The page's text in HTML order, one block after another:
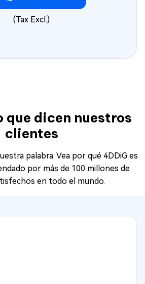
(Tax Excl.)
que dicen nuestros
clientes
palabra. Vea por qué 4DDiG es
por más de 100 millones de
en todo el mundo.